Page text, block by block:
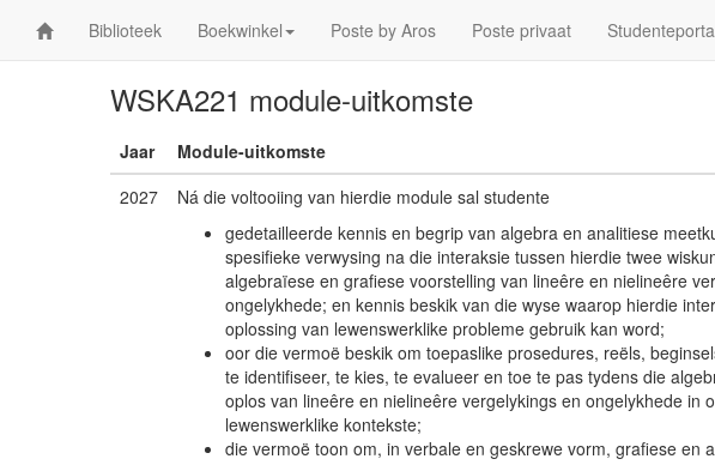
Biblioteek Boekwinkel Poste by Aros Poste privaat
WSKA221 module-uitkomste
Jaar Module-uitkomste
2027
Ná die voltooiing van hierdie module sal studente
gedetailleerde kennis en begrip van algebra en analitiese
spesifieke verwysing na die interaksie tussen hierdie twee
algebraïese en grafiese voorstelling van lineêre en nielineêre
ongelykhede; en kennis beskik van die wyse waarop hierdie
oplossing van lewenswerklike probleme gebruik kan word;
oor die vermoë beskik om toepaslike prosedures, reëls,
te identifiseer, te kies, te evalueer en toe te pas tydens die
oplos van lineêre en nielineêre vergelykings en ongelykhede in
lewenswerklike kontekste;
die vermoë toon om, in verbale en geskrewe vorm, grafiese en